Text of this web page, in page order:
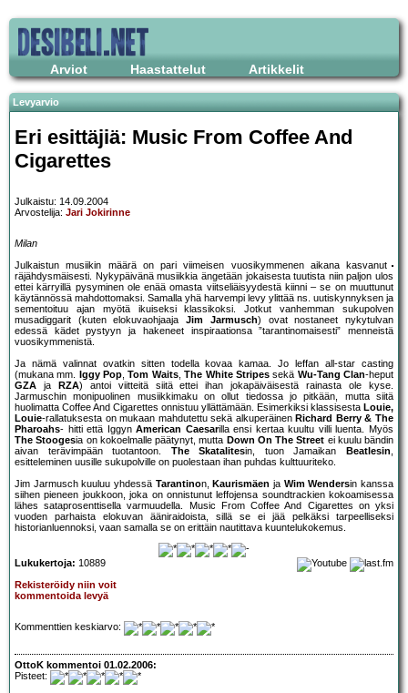
Arviot Haastattelut Artikkelit
Levyarvio
Eri esittäjiä: Music From Coffee And
Cigarettes
Julkaistu: 14.09.2004
Arvostelija: Jari Jokirinne
Milan
Julkaistun musiikin määrä on pari viimeisen vuosikymmenen aikana kasvanut
räjähdysmäisesti. Nykypäivänä musiikkia ängetään jokaisesta tuutista niin paljon ulos
ettei kärryillä pysyminen ole enää omasta viitseliäisyydestä kiinni – se on muuttunut
käytännössä mahdottomaksi. Samalla yhä harvempi levy ylittää ns. uutiskynnyksen ja
sementoituu ajan myötä ikuiseksi klassikoksi. Jotkut vanhemman sukupolven
musadiggarit (kuten elokuvaohjaajaJim Jarmusch) ovat nostaneet nykytulvan
edessä kädet pystyyn ja hakeneet inspiraationsa ”tarantinomaisesti” menneistä
vuosikymmenistä.
Ja nämä valinnat ovatkin sitten todella kovaa kamaa. Jo leffan all-star casting
(mukana mm.
Iggy Pop,Tom Waits,The White Stripessekä Wu-Tang Clan-heput
GZA ja RZA) antoi viitteitä siitä ettei ihan jokapäiväisestä rainasta ole kyse.
Jarmuschin monipuolinen musiikkimaku on ollut tiedossa jo pitkään, mutta siitä
huolimatta Coffee And Cigarettes onnistuu yllättämään. Esimerkiksi klassisesta Louie,
Louie-rallatuksesta on mukaan mahdutettu sekä alkuperäinen Richard Berry & The
Pharoahs- hitti että IggynAmerican Caesarilla ensi kertaa kuultu villi luenta. Myös
The Stoogesia on kokoelmalle päätynyt, mutta Down On The Street ei kuulu bändin
aivan terävimpään tuotantoon. The Skatalitesin, tuon Jamaikan Beatlesin,
esitteleminen uusille sukupolville on puolestaan ihan puhdas kulttuuriteko.
Jim Jarmusch kuuluu yhdessä Tarantinon, Kaurismäen ja Wim Wendersin kanssa
siihen pieneen joukkoon, joka on onnistunut leffojensa soundtrackien kokoamisessa
lähes sataprosenttisella varmuudella. Music From Coffee And Cigarettes on yksi
vuoden parhaista elokuvan ääniraidoista, sillä se ei jää pelkäksi tarpeelliseksi
historianluennoksi, vaan samalla se on erittäin nautittava kuuntelukokemus.
Lukukertoja: 10889
Rekisteröidy niin voit
kommentoida levyä
Kommenttien keskiarvo:
OttoK kommentoi 01.02.2006:
Pisteet: